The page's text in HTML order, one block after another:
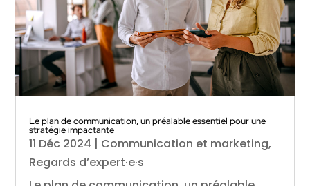
Le plan de communication, un préalable essentiel pour une
stratégie impactante
11 Déc 2024 | Communication et marketing,
Regards d’expert·e·s